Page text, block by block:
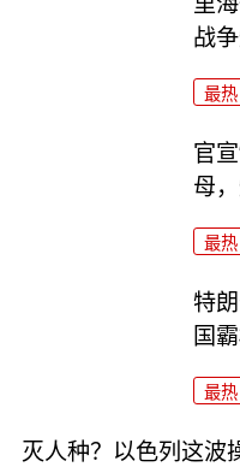
战
最热
官
母
最热
特
国
最热
灭人种？以色列这波